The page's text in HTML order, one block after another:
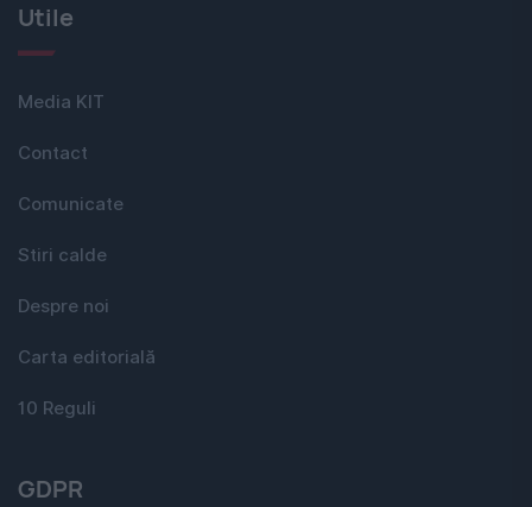
Utile
Media KIT
Contact
Comunicate
Stiri calde
Despre noi
Carta editorială
10 Reguli
GDPR